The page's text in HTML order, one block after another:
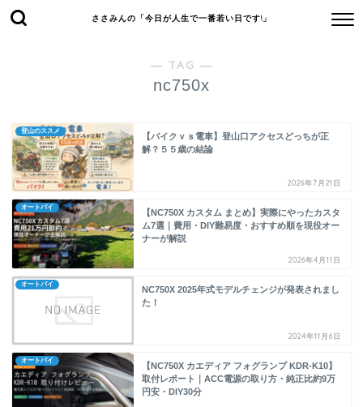
ささみんの「今日が人生で一番若い日です!」
― TAG ―
nc750x
登山のススメ
【バイクｖｓ電車】登山口アクセスどっちが正
解？５５歳の結論
2026年7月21日
オートバイ
【NC750X カスタム まとめ】実際にやったカスタ
ム7選｜費用・DIY難易度・おすすめ順を現役オー
ナーが解説
2026年4月11日
オートバイ
NC750X 2025年式モデルチェンジが発表されまし
た！
2024年11月6日
オートバイ
【NC750X カエディア フォグランプ KDR-K10】
取付レポート｜ACC電源の取り方・純正比約9万
円安・DIY30分